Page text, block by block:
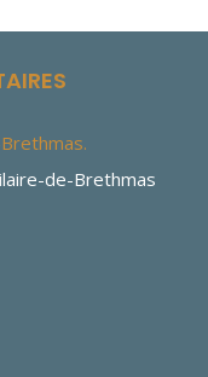
de-Brethmas